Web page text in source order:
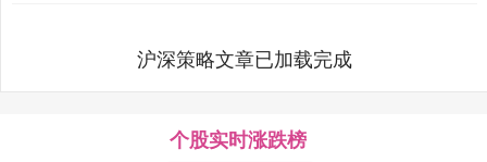
沪深策略文章已加载完成
个股实时涨跌榜